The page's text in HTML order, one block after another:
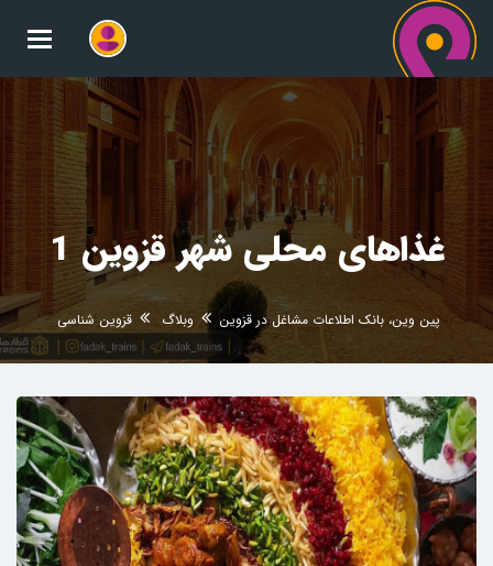
غذاهای محلی شهر قزوین 1
پین وین، بانک اطلاعات مشاغل در قزوین وبلاگ قزوین شناسی